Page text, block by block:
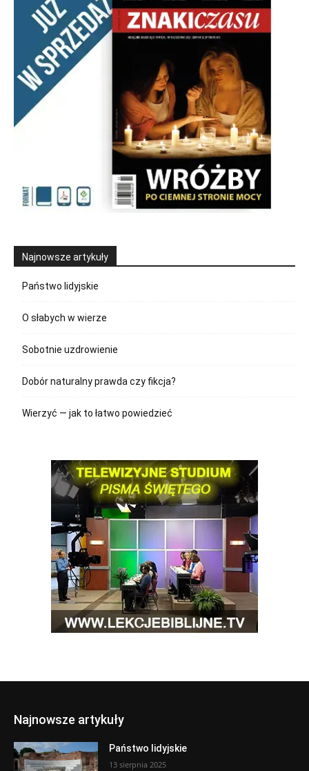
Najnowsze artykuły
Państwo lidyjskie
O słabych w wierze
Sobotnie uzdrowienie
Dobór naturalny prawda czy fikcja?
Wierzyć — jak to łatwo powiedzieć
Najnowsze artykuły
Państwo lidyjskie
13 sierpnia 2025